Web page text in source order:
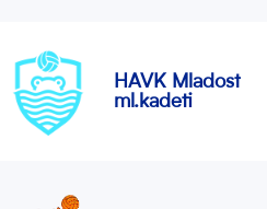
HAVK Mladost
ml.kadeti